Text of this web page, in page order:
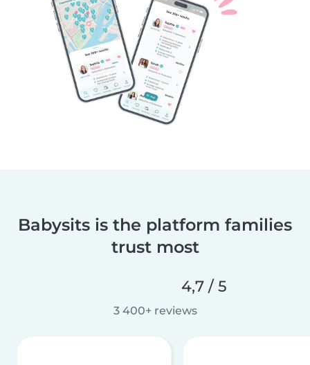
Babysits is the platform families
trust most
4,7 / 5
3 400+ reviews